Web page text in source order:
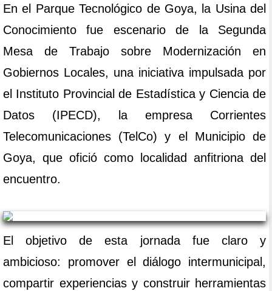
En el Parque Tecnológico de Goya, la Usina del
Conocimiento fue escenario de la Segunda
Mesa de Trabajo sobre Modernización en
Gobiernos Locales, una iniciativa impulsada por
el Instituto Provincial de Estadística y Ciencia de
Datos (IPECD), la empresa Corrientes
Telecomunicaciones (TelCo) y el Municipio de
Goya, que ofició como localidad anfitriona del
encuentro.
El objetivo de esta jornada fue claro y
ambicioso: promover el diálogo intermunicipal,
compartir experiencias y construir herramientas